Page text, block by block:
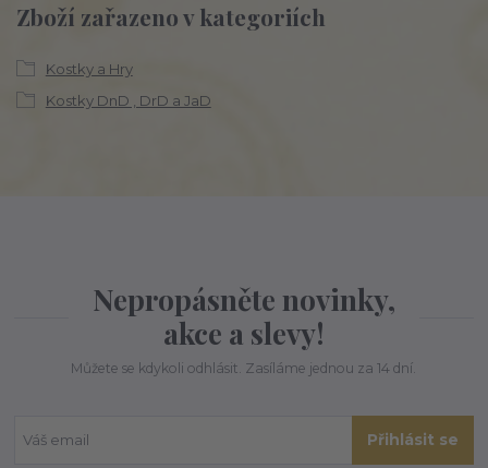
Zboží zařazeno v kategoriích
Kostky a Hry
Kostky DnD , DrD a JaD
Nepropásněte novinky,
akce a slevy!
Můžete se kdykoli odhlásit. Zasíláme jednou za 14 dní.
Přihlásit se